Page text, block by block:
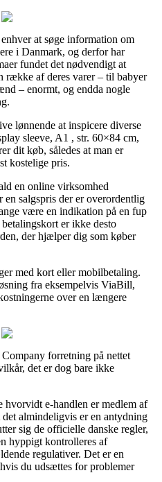
at søge information om
i Danmark, og derfor har
fundet det nødvendigt at
række af deres varer – til babyer
– enormt, og endda nogle
lønnende at inspicere diverse
sleeve, A1 , str. 60×84 cm,
dit køb, således at man er
kostelige pris.
en online virksomhed
en salgspris der er overordentlig
være en indikation på en fup
er ikke desto
der hjælper dig som køber
med kort eller mobilbetaling.
fra eksempelvis ViaBill,
over en længere
forretning på nettet
det er dog bare ikke
hvorvidt e-handlen er medlem af
almindeligvis er en antydning
sig de officielle danske regler,
hyppigt kontrolleres af
regulativer. Det er en
du udsættes for problemer